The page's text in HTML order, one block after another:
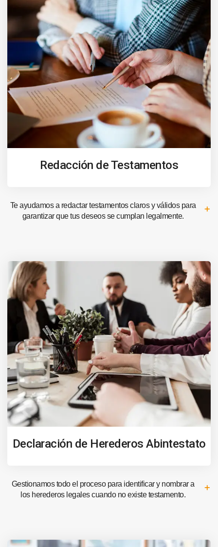
Redacción de Testamentos
Te ayudamos a redactar testamentos claros y válidos para
garantizar que tus deseos se cumplan legalmente.
Declaración de Herederos Abintestato
Gestionamos todo el proceso para identificar y nombrar a
los herederos legales cuando no existe testamento.